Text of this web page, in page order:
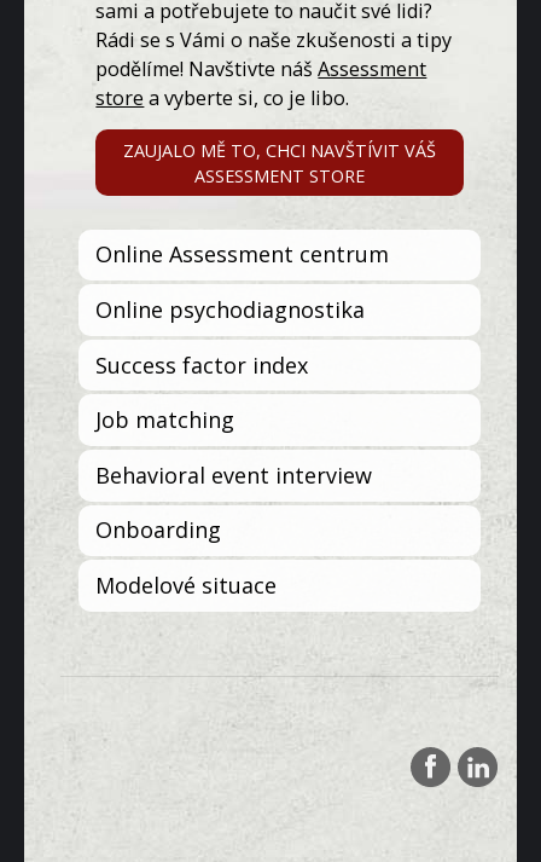
sami a potřebujete to naučit své lidi?
Rádi se s Vámi o naše zkušenosti a tipy
podělíme! Navštivte nášAssessment
store a vyberte si, co je libo.
ZAUJALO MĚ TO, CHCI NAVŠTÍVIT VÁŠ
ASSESSMENT STORE
Online Assessment centrum
Online psychodiagnostika
Success factor index
Job matching
Behavioral event interview
Onboarding
Modelové situace